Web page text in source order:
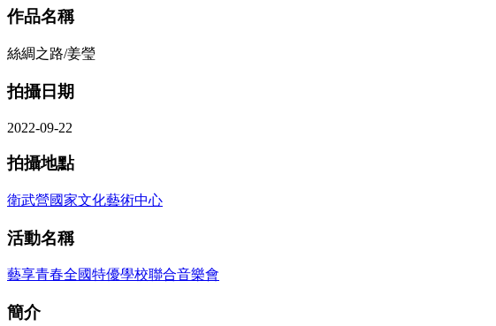
作品名稱
絲綢之路/姜瑩
拍攝日期
2022-09-22
拍攝地點
衛武營國家文化藝術中心
活動名稱
藝享青春全國特優學校聯合音樂會
簡介